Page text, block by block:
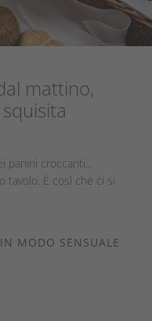
mattino,
panini croccanti…
tavolo. È così che ci si
MODO SENSUALE